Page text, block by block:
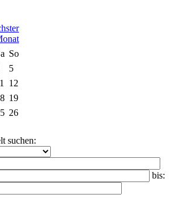
So
5
12
19
26
suchen:
bis: